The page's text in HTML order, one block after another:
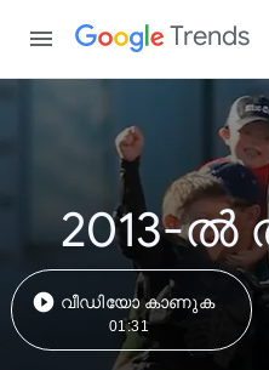
Trends
2013-
വീഡിയോ കാണുക
01:31